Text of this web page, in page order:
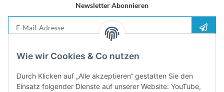
Wie wir Cookies & Co nutzen
Durch Klicken auf „Alle akzeptieren“ gestatten Sie den
Einsatz folgender Dienste auf unserer Website: YouTube,
Newsletter Abonnieren
Bitte senden Sie mir entsprechend Ihrer
jederzeit widerruflich Informationen zu Ihrem Produktsortiment per E-Mail zu.
Newsletter abonieren und5%Rabatt-Guschein erhalten. Für Ihren